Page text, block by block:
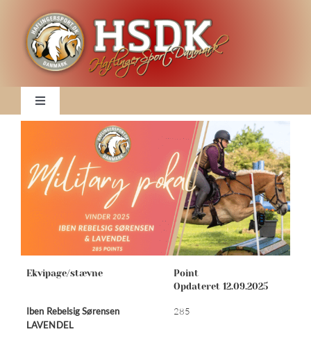
content
Toggle
Navigation
Nyheder
Klubben
DM 2026
2026 Kalender
Sport og stævner
Ekvipage/stævne
Point
Opdateret 12.09.2025
Iben Rebelsig Sørensen
LAVENDEL
285